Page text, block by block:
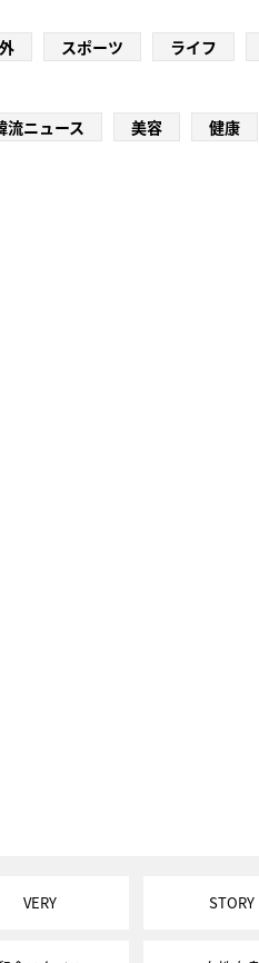
スポーツ ライフ
流ニュース 美容 健康
VERY STORY